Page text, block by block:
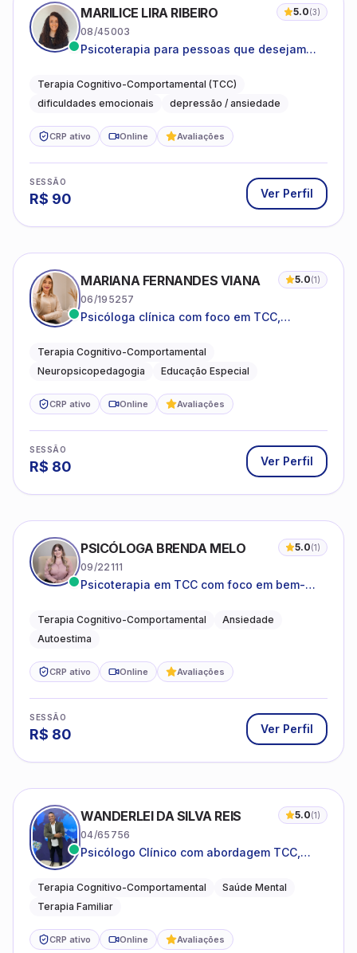
MARILICE LIRA RIBEIRO 5.0(3)
08/45003
Psicoterapia para pessoas que desejam
dificuldades do dia a dia
Terapia Cognitivo-Comportamental (TCC)
dificuldades emocionais
depressão / ansiedade
CRP ativo Online Avaliações
SESSÃO
R$ 90 Ver Perfil
MARIANA FERNANDES VIANA 5.0(1)
06/195257
Psicóloga clínica com foco em TCC,
do neurodesenvolvimento.
Terapia Cognitivo-Comportamental
Neuropsicopedagogia
Educação Especial
CRP ativo Online Avaliações
SESSÃO
R$ 80 Ver Perfil
PSICÓLOGA BRENDA MELO 5.0(1)
09/22111
Psicoterapia em TCC com foco em bem-
o cotidiano
Terapia Cognitivo-Comportamental
Ansiedade
Autoestima
CRP ativo Online Avaliações
SESSÃO
R$ 80 Ver Perfil
WANDERLEI DA SILVA REIS 5.0(1)
04/65756
Psicólogo Clínico com abordagem TCC,
sistêmica
Terapia Cognitivo-Comportamental
Saúde Mental
Terapia Familiar
CRP ativo Online Avaliações